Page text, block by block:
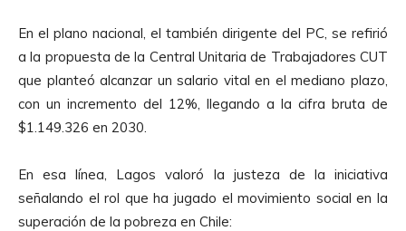
En el plano nacional, el también dirigente del PC, se refirió
a la propuesta de la Central Unitaria de Trabajadores CUT
que planteó alcanzar un salario vital en el mediano plazo,
con un incremento del 12%, llegando a la cifra bruta de
$1.149.326 en 2030.
En esa línea, Lagos valoró la justeza de la iniciativa
señalando el rol que ha jugado el movimiento social en la
superación de la pobreza en Chile: